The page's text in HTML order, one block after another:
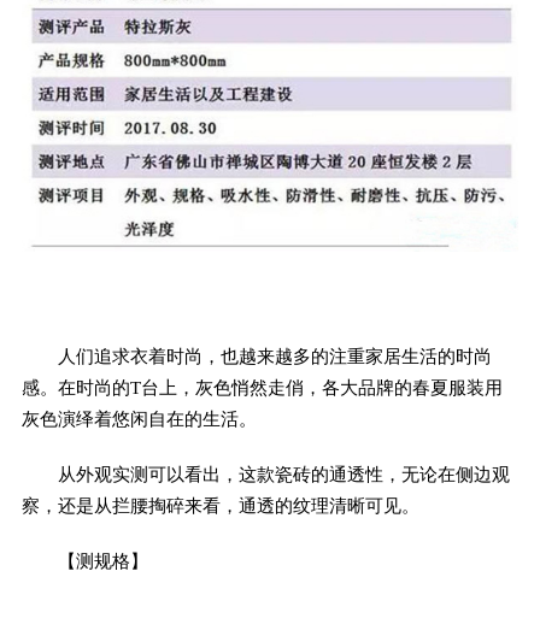
人们追求衣着时尚，也越来越多的注重家居生活的时尚
感。在时尚的T台上，灰色悄然走俏，各大品牌的春夏服装用
灰色演绎着悠闲自在的生活。
从外观实测可以看出，这款瓷砖的通透性，无论在侧边观
察，还是从拦腰掏碎来看，通透的纹理清晰可见。
【测规格】